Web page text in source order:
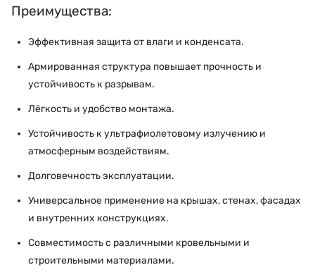
Преимущества:
Эффективная защита от влаги и конденсата.
Армированная структура повышает прочность и
устойчивость к разрывам.
Лёгкость и удобство монтажа.
Устойчивость к ультрафиолетовому излучению и
атмосферным воздействиям.
Долговечность эксплуатации.
Универсальное применение на крышах, стенах, фасадах
и внутренних конструкциях.
Совместимость с различными кровельными и
строительными материалами.